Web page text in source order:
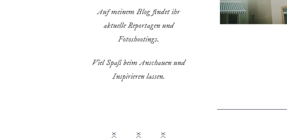
Auf meinem Blog findet ihr
aktuelle Reportagen und
Fotoshootings.
Viel Spaß beim Anschauen und
Inspirieren lassen.